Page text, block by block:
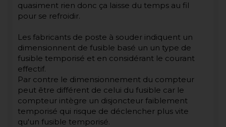
quasiment rien donc ça laisse du temps au fil
pour se refroidir.
Les fabricants de poste à souder indiquent un
dimensionnent de fusible basé un un type de
fusible temporisé et en considérant le courant
effectif.
Par contre le dimensionnement du compteur
peut être différent de celui du fusible car le
compteur intègre un disjoncteur faiblement
temporisé qui risque de déclencher plus vite
qu'un fusible temporisé.